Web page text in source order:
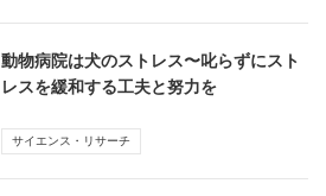
動物病院は犬のストレス〜叱らずにスト
レスを緩和する工夫と努力を
サイエンス・リサーチ